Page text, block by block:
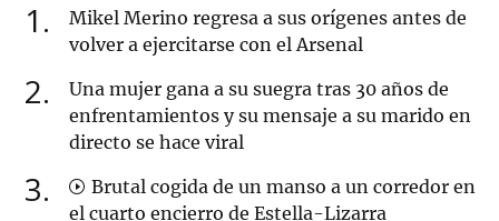
1
Mikel Merino regresa a sus orígenes antes de
volver a ejercitarse con el Arsenal
2
Una mujer gana a su suegra tras 30 años de
enfrentamientos y su mensaje a su marido en
directo se hace viral
3
Brutal cogida de un manso a un corredor en
el cuarto encierro de Estella-Lizarra